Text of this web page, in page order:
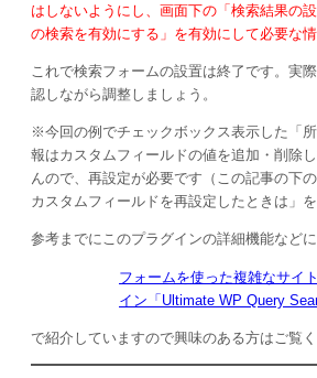
はしないようにし、画面下の「検索結果の
の検索を有効にする」を有効にして必要な
これで検索フォームの設置は終了です。実
認しながら調整しましょう。
※今回の例でチェックボックス表示した「
報はカスタムフィールドの値を追加・削除
んので、再設定が必要です（この記事の下
カスタムフィールドを再設定したときは」を
参考までにこのプラグインの詳細機能など
フォームを使った複雑なサイ
イン「Ultimate WP Query
で紹介していますので興味のある方はご覧